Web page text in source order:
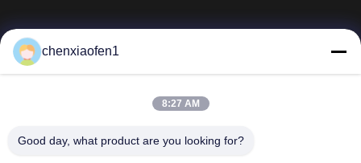
Peking-Seidenstraße-Unternehmens-
chenxiaofen1
8:27 AM
Good day, what product are you looking for?